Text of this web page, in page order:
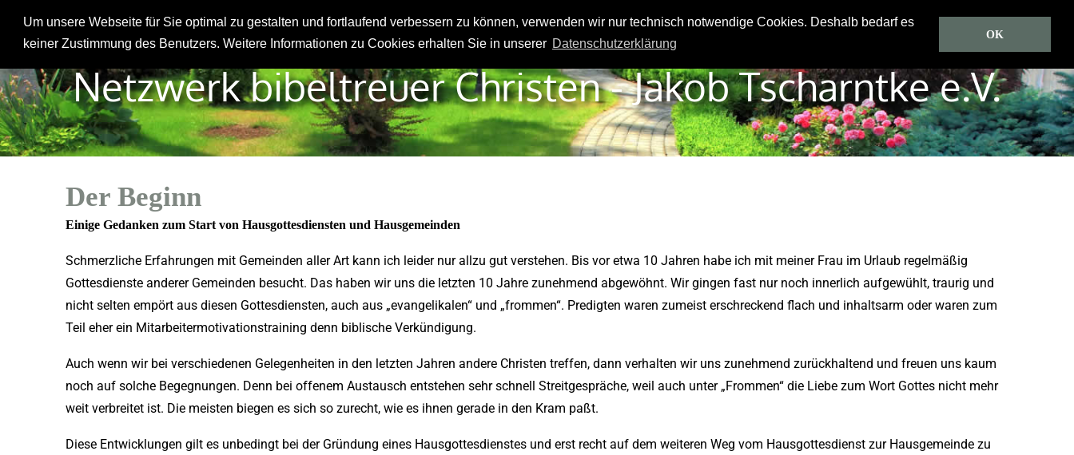
Um unsere Webseite für Sie optimal zu gestalten und fortlaufend verbessern zu können, verwenden wir nur technisch notwendige Cookies. Deshalb bedarf es
keiner Zustimmung des Benutzers. Weitere Informationen zu Cookies erhalten Sie in unserer Datenschutzerklärung
OK
Hausgemeinden Orientierungen Netzwerk Kurz bemerkt Predigten CD/DVD Gästebuch
Netzwerk bibeltreuer Christen - Jakob Tscharntke e.V.
Der Beginn
Einige Gedanken zum Start von Hausgottesdiensten und Hausgemeinden
Schmerzliche Erfahrungen mit Gemeinden aller Art kann ich leider nur allzu gut verstehen. Bis vor etwa 10 Jahren habe ich mit meiner Frau im Urlaub regelmäßig
Gottesdienste anderer Gemeinden besucht. Das haben wir uns die letzten 10 Jahre zunehmend abgewöhnt. Wir gingen fast nur noch innerlich aufgewühlt, traurig und
nicht selten empört aus diesen Gottesdiensten, auch aus „evangelikalen“ und „frommen“. Predigten waren zumeist erschreckend flach und inhaltsarm oder waren zum
Teil eher ein Mitarbeitermotivationstraining denn biblische Verkündigung.
Auch wenn wir bei verschiedenen Gelegenheiten in den letzten Jahren andere Christen treffen, dann verhalten wir uns zunehmend zurückhaltend und freuen uns kaum
noch auf solche Begegnungen. Denn bei offenem Austausch entstehen sehr schnell Streitgespräche, weil auch unter „Frommen“ die Liebe zum Wort Gottes nicht mehr
weit verbreitet ist. Die meisten biegen es sich so zurecht, wie es ihnen gerade in den Kram paßt.
Diese Entwicklungen gilt es unbedingt bei der Gründung eines Hausgottesdienstes und erst recht auf dem weiteren Weg vom Hausgottesdienst zur Hausgemeinde zu